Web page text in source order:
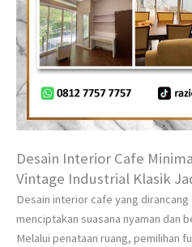
Desain Interior Cafe
Vintage Industrial Klasik
Desain interior cafe yang
menciptakan suasana nyaman dan
Melalui penataan ruang, pemilihan